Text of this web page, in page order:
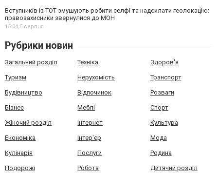
Вступників із ТОТ змушують робити селфі та надсилати геолокацію:
правозахисники звернулися до МОН
15:04, 5 серпня
Рубрики новин
Загальний розділ Техніка Здоров'я
Туризм Нерухомість Транспорт
Будівництво Відпочинок Розваги
Бізнес Меблі Спорт
Жіночий розділ Інтернет Культура
Економіка Інтер'єр Мода
Кулінарія Послуги Родина
Подорожі Робота Дитячий розділ